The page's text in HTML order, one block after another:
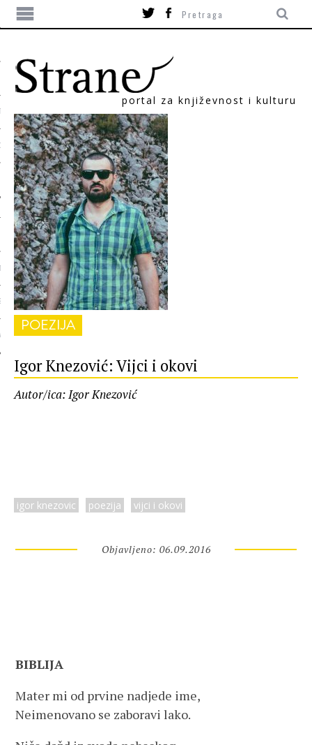
portal za književnost i kulturu
POEZIJA
Igor Knezović: Vijci i okovi
Autor/ica: Igor Knezović
igor knezovic poezija vijci i okovi
Objavljeno: 06.09.2016
BIBLIJA
Mater mi od prvine nadjede ime,
Neimenovano se zaboravi lako.